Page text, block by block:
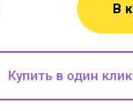
В
Купить в один клик